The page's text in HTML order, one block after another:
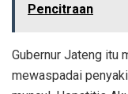
Pencitraan
Gubernur Jateng itu
mewaspadai